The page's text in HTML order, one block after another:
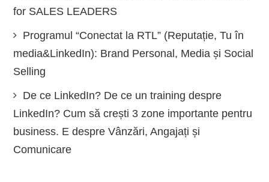
for SALES LEADERS
Programul “Conectat la RTL” (Reputație, Tu în
media&LinkedIn): Brand Personal, Media și Social
Selling
De ce LinkedIn? De ce un training despre
LinkedIn? Cum să crești 3 zone importante pentru
business. E despre Vânzări, Angajați și
Comunicare